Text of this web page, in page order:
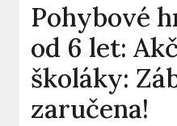
Pohybové
od 6 let:
školáky:
zaručena!